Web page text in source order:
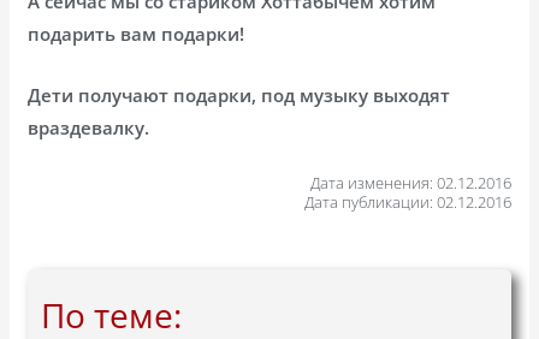
подарить вам подарки!
Дети получают подарки, под музыку выходят
враздевалку.
Дата изменения: 02.12.2016
Дата публикации: 02.12.2016
По теме: